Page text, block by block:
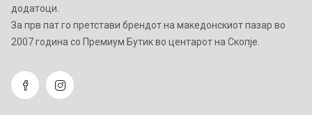
додатоци.
Зa прв пат го претстави брендот на македонскиот пазар во
2007 година со Премиум Бутик во центарот на Скопје.